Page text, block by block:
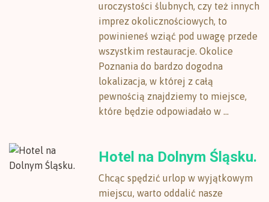
uroczystości ślubnych, czy też innych
imprez okolicznościowych, to
powinieneś wziąć pod uwagę przede
wszystkim restauracje. Okolice
Poznania do bardzo dogodna
lokalizacja, w której z całą
pewnością znajdziemy to miejsce,
które będzie odpowiadało w ...
Hotel na Dolnym Śląsku.
Chcąc spędzić urlop w wyjątkowym
miejscu, warto oddalić nasze